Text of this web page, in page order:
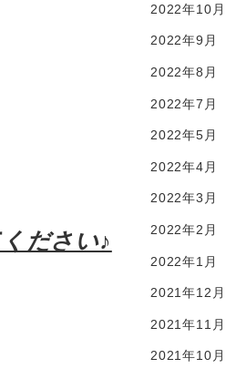
ださい♪
2022年10月
2022年9月
2022年8月
2022年7月
2022年5月
2022年4月
2022年3月
2022年2月
2022年1月
2021年12月
2021年11月
2021年10月